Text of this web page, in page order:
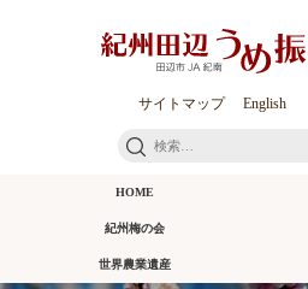
サイトマップ English
検
HOME
紀州梅の会
世界農業遺産